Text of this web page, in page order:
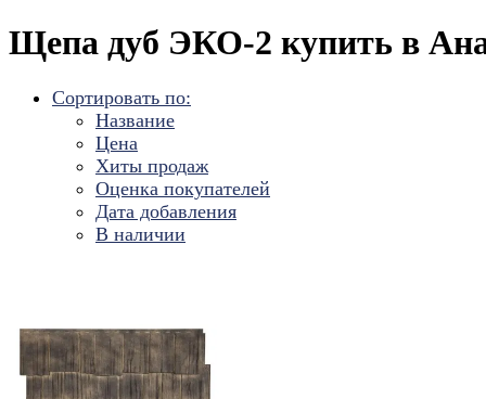
Щепа дуб ЭКО-2 купить в
Сортировать по:
Название
Цена
Хиты продаж
Оценка покупателей
Дата добавления
В наличии